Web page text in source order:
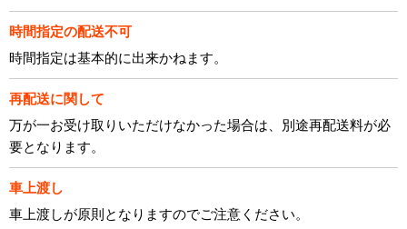
時間指定の配送不可
時間指定は基本的に出来かねます。
再配送に関して
万が一お受け取りいただけなかった場合は、別途再配送料が必
要となります。
車上渡し
車上渡しが原則となりますのでご注意ください。